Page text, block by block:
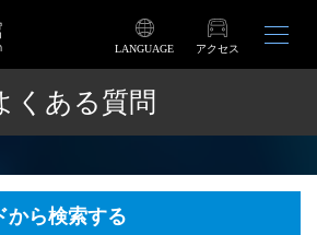
LANGUAGE アクセス
くある質問
から検索する